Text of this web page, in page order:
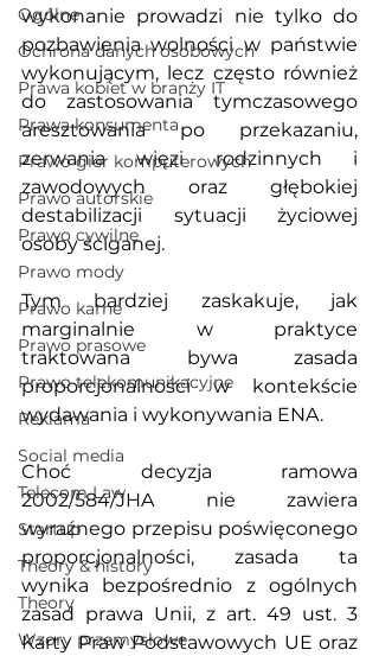
Ogólne
Ochrona danych osobowych
Prawa kobiet w branży IT
Prawa konsumenta
Prawo gier komputerowych
Prawo autorskie
Prawo cywilne
Prawo mody
Prawo karne
Prawo prasowe
Prawo telekomunikacyjne
Reklama
Social media
Telecom Law
Startup
Theory & history
Theory
Wzory przemysłowe
wykonanie prowadzi nie tylko do
pozbawienia wolności w państwie
wykonującym, lecz często również
do zastosowania tymczasowego
aresztowania po przekazaniu,
zerwania więzi rodzinnych i
zawodowych oraz głębokiej
destabilizacji sytuacji życiowej
osoby ściganej.
Tym bardziej zaskakuje, jak
marginalnie w praktyce
traktowana bywa zasada
proporcjonalności w kontekście
wydawania i wykonywania ENA.
Choć decyzja ramowa
2002/584/JHA nie zawiera
wyraźnego przepisu poświęconego
proporcjonalności, zasada ta
wynika bezpośrednio z ogólnych
zasad prawa Unii, z art. 49 ust. 3
Karty Praw Podstawowych UE oraz